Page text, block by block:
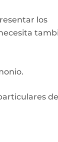
los